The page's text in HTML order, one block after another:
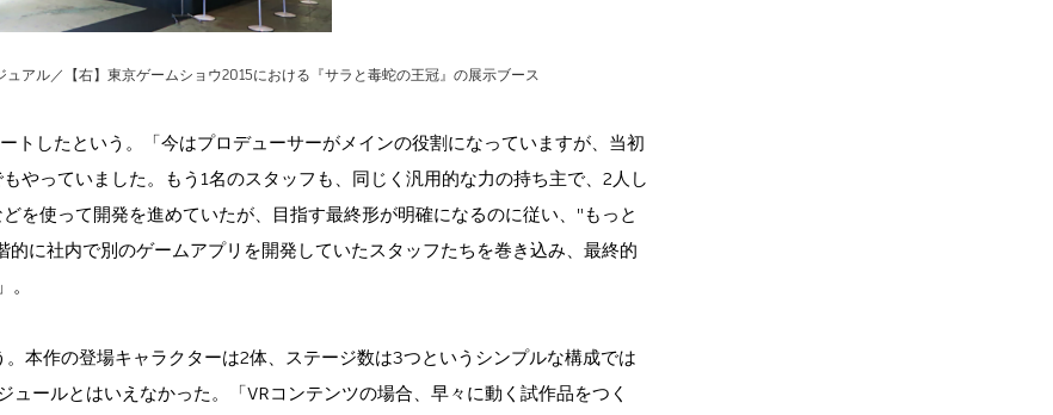
アル／【右】東京ゲームショウ2015における『サラと毒蛇の王冠』の展示ブース
トしたという。「今はプロデューサーがメインの役割になっていますが、当初
やっていました。もう1名のスタッフも、同じく汎用的な力の持ち主で、2人し
を使って開発を進めていたが、目指す最終形が明確になるのに従い、"もっと
に社内で別のゲームアプリを開発していたスタッフたちを巻き込み、最終的
本作の登場キャラクターは2体、ステージ数は3つというシンプルな構成では
ールとはいえなかった。「VRコンテンツの場合、早々に動く試作品をつく